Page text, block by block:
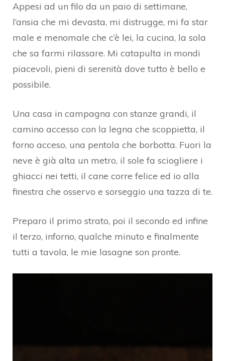
Appesi ad un filo da un paio di settimane,
l’ansia che mi devasta, mi distrugge, mi fa star
male e menomale che c’è lei, la cucina, la sola
che sa farmi rilassare. Mi catapulta in mondi
piacevoli, pieni di serenità dove tutto è bello e
possibile.
Una casa in campagna con stanze grandi, il
camino accesso con la legna che scoppietta, il
forno acceso, una pentola che borbotta. Fuori la
neve è già alta un metro, il sole fa sciogliere i
ghiacci nei tetti, il cane corre felice ed io alla
finestra che osservo e sorseggio una tazza di te.
Preparo il primo strato, poi il secondo ed infine
il terzo, inforno, qualche minuto e finalmente
tutti a tavola, le mie lasagne son pronte.